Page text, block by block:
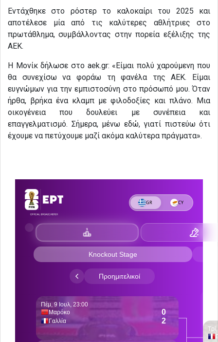
Εντάχθηκε στο ρόστερ το καλοκαίρι του 2025 και
αποτέλεσε μία από τις καλύτερες αθλήτριες στο
πρωτάθλημα, συμβάλλοντας στην πορεία εξέλιξης της
ΑΕΚ.
Η Μονίκ δήλωσε στο aek.gr: «Είμαι πολύ χαρούμενη που
θα συνεχίσω να φοράω τη φανέλα της ΑΕΚ. Είμαι
ευγνώμων για την εμπιστοσύνη στο πρόσωπό μου. Όταν
ήρθα, βρήκα ένα κλαμπ με φιλοδοξίες και πλάνο. Μια
οικογένεια που δουλεύει με συνέπεια και
επαγγελματισμό. Σήμερα, μένω εδώ, γιατί πιστεύω ότι
έχουμε να πετύχουμε μαζί ακόμα καλύτερα πράγματα».